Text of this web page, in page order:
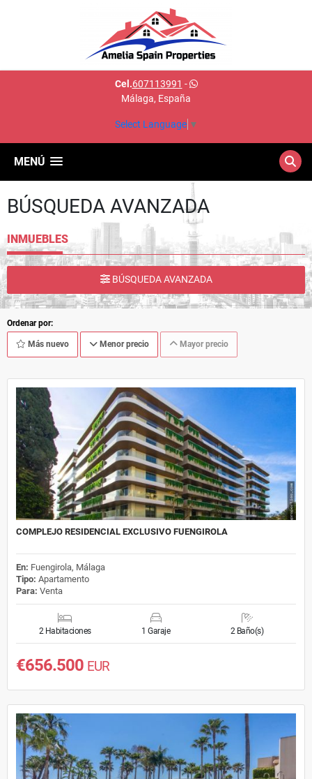
Cel.607113991 -
Málaga, España
Select Language ▼
MENÚ
BÚSQUEDA AVANZADA
INMUEBLES
BÚSQUEDA AVANZADA
Ordenar por:
Más nuevo Menor precio Mayor precio
COMPLEJO RESIDENCIAL EXCLUSIVO FUENGIROLA
En: Fuengirola, Málaga
Tipo: Apartamento
Para: Venta
2 Habitaciones 1 Garaje 2 Baño(s)
€656.500 EUR